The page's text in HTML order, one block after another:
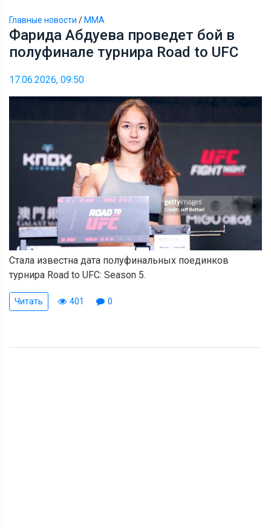
Главные новости / ММА
Фарида Абдуева проведет бой в
полуфинале турнира Road to UFC
17.06.2026, 09:50
Стала известна дата полуфинальных поединков
турнира Road to UFC: Season 5.
Читать 401 0